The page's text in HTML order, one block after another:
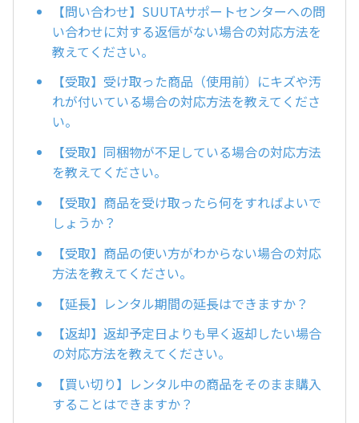
【問い合わせ】SUUTAサポートセンターへの問
い合わせに対する返信がない場合の対応方法を
教えてください。
【受取】受け取った商品（使用前）にキズや汚
れが付いている場合の対応方法を教えてくださ
い。
【受取】同梱物が不足している場合の対応方法
を教えてください。
【受取】商品を受け取ったら何をすればよいで
しょうか？
【受取】商品の使い方がわからない場合の対応
方法を教えてください。
【延長】レンタル期間の延長はできますか？
【返却】返却予定日よりも早く返却したい場合
の対応方法を教えてください。
【買い切り】レンタル中の商品をそのまま購入
することはできますか？